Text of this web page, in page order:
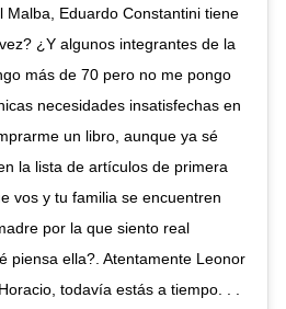
Malba, Eduardo Constantini tiene
¿Y algunos integrantes de la
más de 70 pero no me pongo
necesidades insatisfechas en
un libro, aunque ya sé
la lista de artículos de primera
vos y tu familia se encuentren
por la que siento real
piensa ella?. Atentamente Leonor
todavía estás a tiempo. . .